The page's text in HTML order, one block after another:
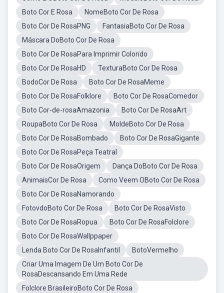
Boto Cor E Rosa
NomeBoto Cor De Rosa
Boto Cor De RosaPNG
FantasiaBoto Cor De Rosa
Máscara DoBoto Cor De Rosa
Boto Cor De RosaPara Imprimir Colorido
Boto Cor De RosaHD
TexturaBoto Cor De Rosa
BodoCor De Rosa
Boto Cor De RosaMeme
Boto Cor De RosaFolklore
Boto Cor De RosaComedor
Boto Cor-de-rosaAmazonia
Boto Cor De RosaArt
RoupaBoto Cor De Rosa
MoldeBoto Cor De Rosa
Boto Cor De RosaBombado
Boto Cor De RosaGigante
Boto Cor De RosaPeça Teatral
Boto Cor De RosaOrigem
Dança DoBoto Cor De Rosa
AnimaisCor De Rosa
Como Veem OBoto Cor De Rosa
Boto Cor De RosaNamorando
FotovdoBoto Cor De Rosa
Boto Cor De RosaVisto
Boto Cor De RosaRopua
Boto Cor De RosaFolclore
Boto Cor De RosaWallppaper
Lenda Boto Cor De RosaInfantil
BotoVermelho
Criar Uma Imagem De Um Boto Cor De
RosaDescansando Em Uma Rede
Folclore BrasileiroBoto Cor De Rosa